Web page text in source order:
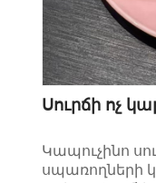
Սուրճի ոչ
Կապուչինո
սպառողների